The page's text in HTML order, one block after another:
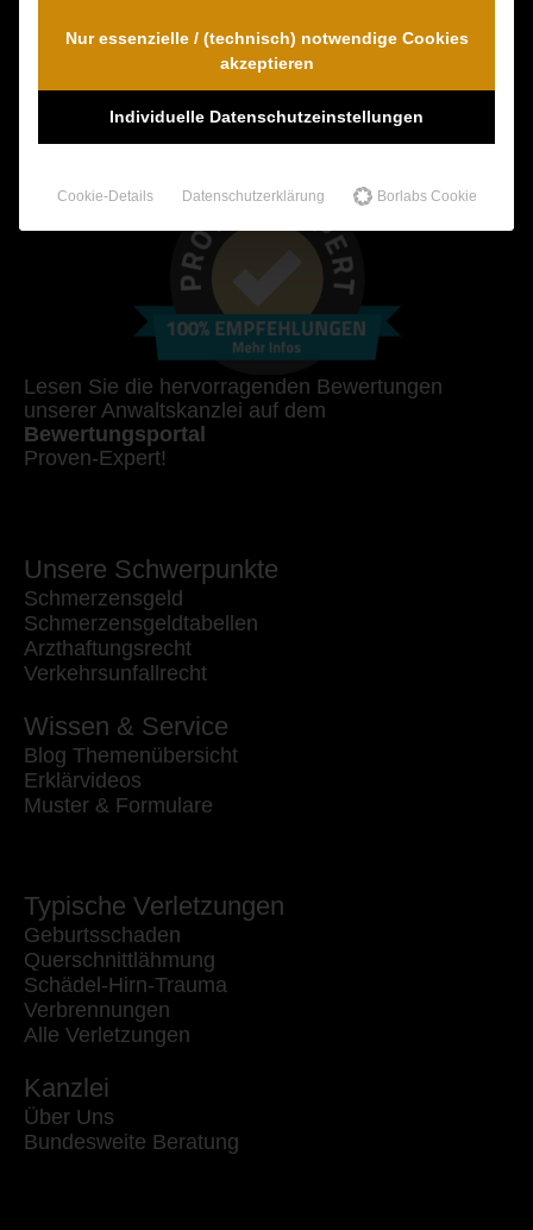
info@schmerzensgeld-spezialisten.de
Zum Kontaktformular
Lesen Sie die hervorragenden Bewertungen
unserer Anwaltskanzlei auf dem
Bewertungsportal
Proven-Expert!
Unsere Schwerpunkte
Schmerzensgeld
Schmerzensgeldtabellen
Arzthaftungsrecht
Verkehrsunfallrecht
Wissen & Service
Blog Themenübersicht
Erklärvideos
Muster & Formulare
Typische Verletzungen
Geburtsschaden
Querschnittlähmung
Schädel-Hirn-Trauma
Verbrennungen
Alle Verletzungen
Kanzlei
Über Uns
Bundesweite Beratung
Nur essenzielle / (technisch) notwendige Cookies
akzeptieren
Individuelle Datenschutzeinstellungen
Cookie-Details Datenschutzerklärung Borlabs Cookie